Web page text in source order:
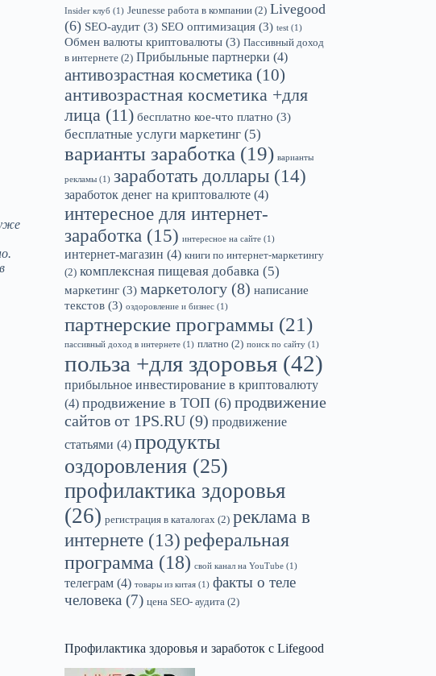
Insider клуб (1) Jeunesse работа в компании (2) Livegood
(6) SEO-аудит (3) SEO оптимизация (3) test (1)
Обмен валюты криптовалюты (3) Пассивный доход
в интернете (2) Прибыльные партнерки (4)
антивозрастная косметика (10)
антивозрастная косметика +для
лица (11) бесплатно кое-что платно (3)
бесплатные услуги маркетинг (5)
варианты заработка (19) варианты
рекламы (1) заработать доллары (14)
заработок денег на криптовалюте (4)
интересное для интернет-
заработка (15) интересное на сайте (1)
интернет-магазин (4) книги по интернет-маркетингу
(2) комплексная пищевая добавка (5)
маркетинг (3) маркетологу (8) написание
текстов (3) оздоровление и бизнес (1)
партнерские программы (21)
пассивный доход в интернете (1) платно (2) поиск по сайту (1)
польза +для здоровья (42)
прибыльное инвестирование в криптовалюту
(4) продвижение в ТОП (6) продвижение
сайтов от 1PS.RU (9) продвижение
статьями (4) продукты
оздоровления (25)
профилактика здоровья
(26) регистрация в каталогах (2) реклама в
интернете (13) реферальная
программа (18) свой канал на YouTube (1)
телеграм (4) товары из китая (1) факты о теле
человека (7) цена SEO- аудита (2)
Профилактика здоровья и заработок с Lifegood